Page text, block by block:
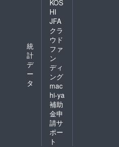
統
計
デ
ー
タ
KOS
HI
JFA
クラ
ウド
ファ
ン
ディ
ング
mac
hi-ya
補助
金申
請サ
ポー
ト